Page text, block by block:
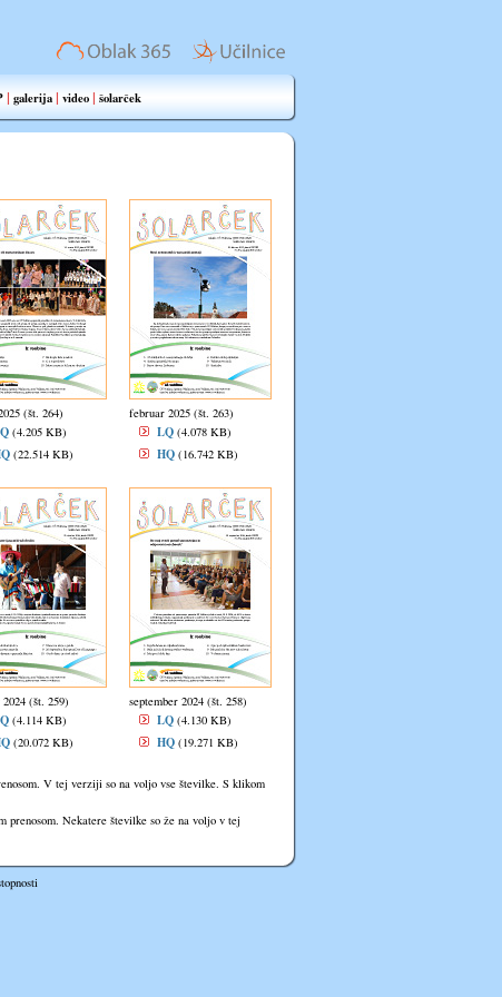
| galerija | video | šolarček
(št. 264)
(4.205 KB)
(22.514 KB)
februar 2025 (št. 263)
LQ(4.078 KB)
HQ(16.742 KB)
(št. 259)
(4.114 KB)
(20.072 KB)
september 2024 (št. 258)
LQ(4.130 KB)
HQ(19.271 KB)
V tej verziji so na voljo vse številke. S klikom
Nekatere številke so že na voljo v tej